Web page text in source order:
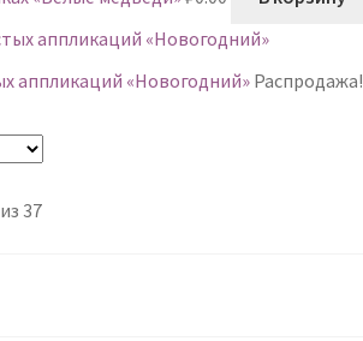
аппликаций «Новогодний» Распродажа!
37Сортировка: